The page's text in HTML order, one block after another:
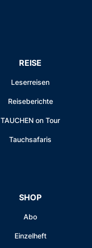
REISE
Leserreisen
Reiseberichte
TAUCHEN on Tour
Tauchsafaris
SHOP
Abo
Einzelheft